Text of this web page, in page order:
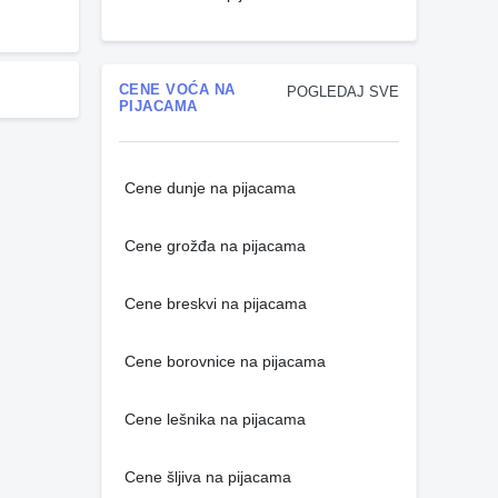
POGLEDAJ SVE
CENE VOĆA NA
PIJACAMA
Cene dunje na pijacama
Cene grožđa na pijacama
Cene breskvi na pijacama
Cene borovnice na pijacama
Cene lešnika na pijacama
Cene šljiva na pijacama